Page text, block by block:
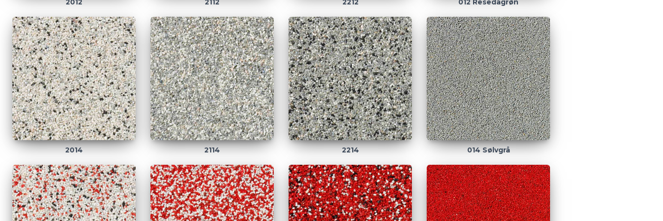
2012 2112 2212 012 Resedagrøn
2014 2114 2214 014 Sølvgrå